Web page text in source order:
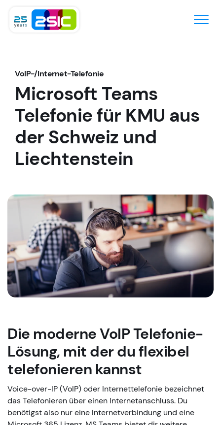
VoIP-/Internet-Telefonie
Microsoft Teams
Telefonie für KMU aus
der Schweiz und
Liechtenstein
Die moderne VoIP Telefonie-
Lösung, mit der du flexibel
telefonieren kannst
Voice-over-IP (VoIP) oder Internettelefonie bezeichnet
das Telefonieren über einen Internetanschluss. Du
benötigst also nur eine Internetverbindung und eine